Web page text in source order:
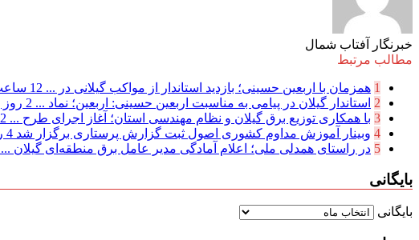
خبرنگار آفتاب شمال
مطالب مرتبط
1 همزمان با اربعین حسینی؛ بازدید استاندار از مواکب گیلانی در ... 12 ساعت پیش
2 استاندار گیلان در پیامی به مناسبت اربعین حسینی: اربعین؛ نماد ... 2 روز پیش
3 با همکاری توزیع برق گیلان و نظام مهندسی استان؛ آغاز اجرای طرح ... 2 روز پیش
4 وبینار آموزش مداوم کشوری اصول ثبت گزارش پرستاری برگزار شد 4 روز پیش
5 در راستای همدلی ملی؛ اعلام آمادگی مدیر عامل برق منطقه‌ای گیلان ...
بایگانی
بایگانی